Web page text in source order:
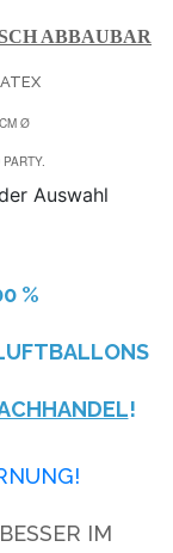
ABBAUBAR
Ø
Auswahl
%
!
IM